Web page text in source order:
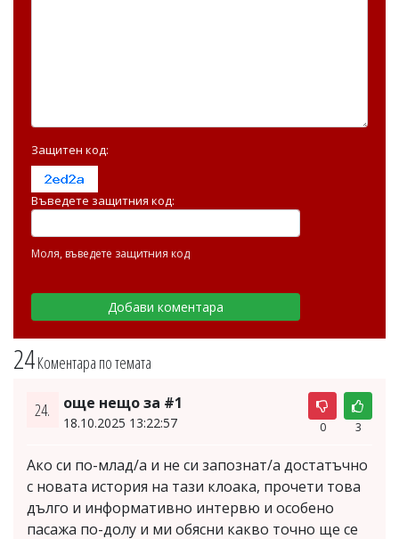
24Коментара по темата
24. още нещо за #1
18.10.2025 13:22:57 0 3
Ако си по-млад/а и не си запознат/а достатъчно
с новата история на тази клоака, прочети това
дълго и информативно интервю и особено
пасажа по-долу и ми обясни какво точно ще се
Защитен код:
Въведете защитния код:
Моля, въведете защитния код